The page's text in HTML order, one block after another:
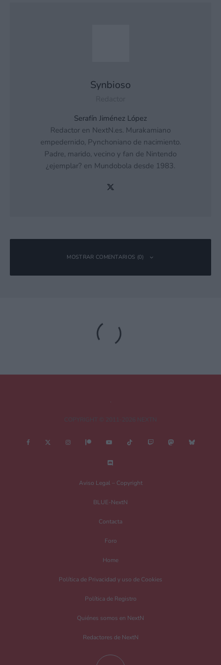
Synbioso
Serafín Jiménez López
Redactor en NextN.es. Murakamiano
empedernido, Pynchoniano de nacimiento.
Padre, marido, vecino y fan de Nintendo
¿ejemplar? en Mundobola desde 1983.
MOSTRAR COMENTARIOS (0)
Tu dirección de correo electrónico no será publicada.
obligatorios están marcados con*
Guarda mi nombre, correo electrónico y web en este navegador para la
Recibir un correo electrónico con cada nueva entrada.
Aviso Legal – Copyright
BLUE-NextN
Contacta
Foro
Home
Política de Privacidad y uso de Cookies
Política de Registro
Quiénes somos en NextN
Redactores de NextN